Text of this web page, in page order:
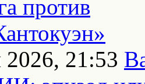
21:53